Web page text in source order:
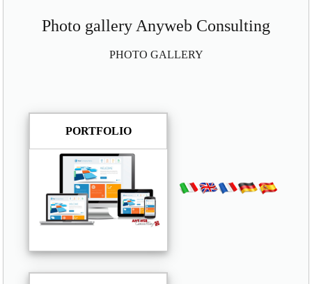
Photo gallery Anyweb Consulting
PHOTO GALLERY
PORTFOLIO